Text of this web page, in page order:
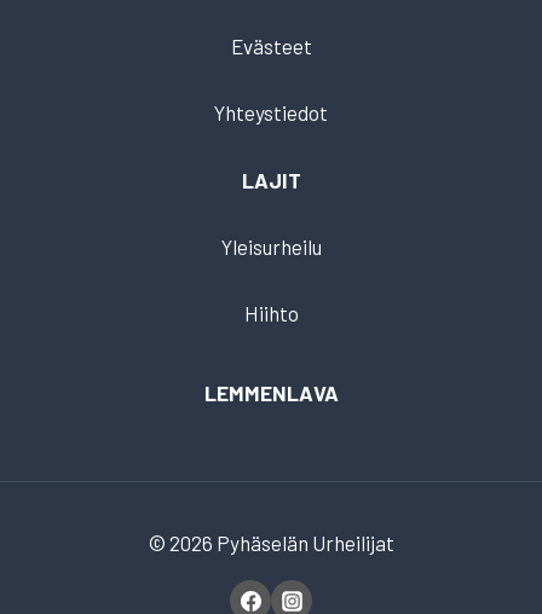
Evästeet
Yhteystiedot
LAJIT
Yleisurheilu
Hiihto
LEMMENLAVA
© 2026 Pyhäselän Urheilijat